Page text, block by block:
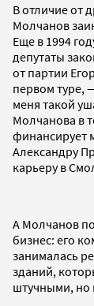
В отличие от
Молчанов
Еще в 1994
депутаты
от партии
первом туре,
меня такой
Молчанова в
финансирует
Александру
карьеру в
А Молчанов
бизнес: его
занималась
зданий,
штучными, но